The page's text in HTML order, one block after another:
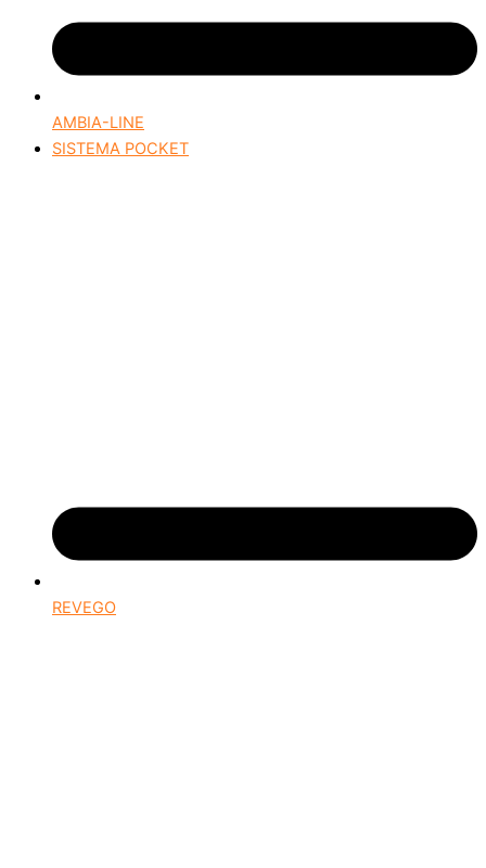
AMBIA-LINE
SISTEMA POCKET
REVEGO